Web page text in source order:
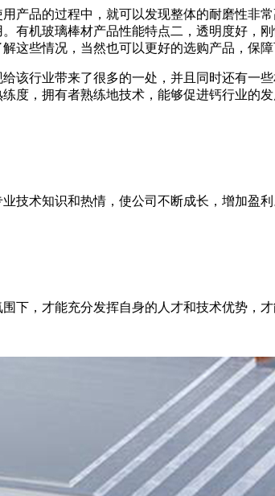
产品的过程中，就可以发现整体的耐磨性非
有机玻璃棒材产品性能特点二，透明度好，
这些情况，当然也可以更好的选购产品，保障
该行业带来了很多的一处，并且同时还有一
度，拥有者熟练地技术，能够促进钙行业的
技术知识和热情，使公司不断成长，增加盈
下，才能充分发挥自身的人才和技术优势，